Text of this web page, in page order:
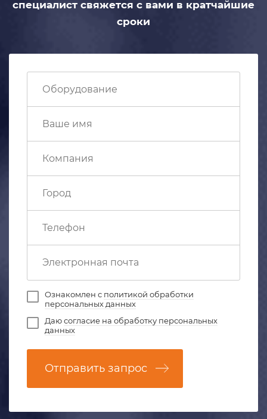
специалист свяжется с вами в кратчайшие
сроки
Ознакомлен с политикой обработки
персональных данных
Даюсогласие на обработку персональных
данных
Отправить запрос